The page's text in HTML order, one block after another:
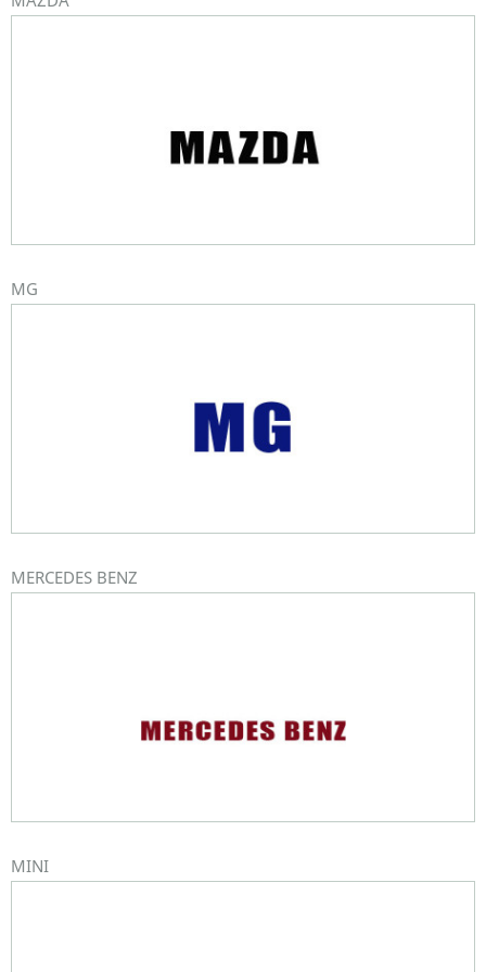
MG
MERCEDES BENZ
MINI